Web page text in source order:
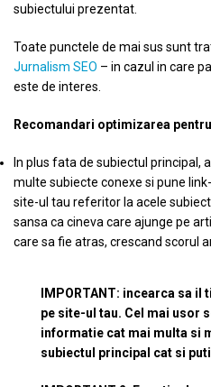
subiectului prezentat.
Toate punctele de mai sus sunt
Jurnalism SEO – in cazul in care
este de interes.
Recomandari optimizarea
In plus fata de subiectul principal,
multe subiecte conexe si pune
site-ul tau referitor la acele
sansa ca cineva care ajunge pe
care sa fie atras, crescand scorul
IMPORTANT: incearca sa
pe site-ul tau. Cel mai usor
informatie cat mai multa si
subiectul principal cat si